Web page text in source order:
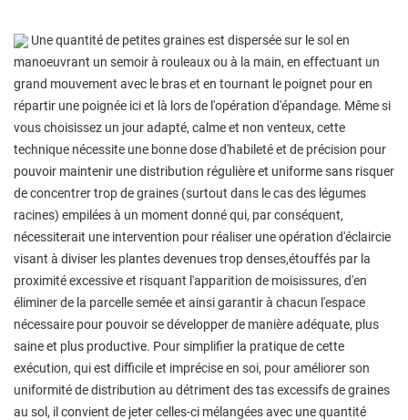
Une quantité de petites graines est dispersée sur le sol en
manoeuvrant un semoir à rouleaux ou à la main, en effectuant un
grand mouvement avec le bras et en tournant le poignet pour en
répartir une poignée ici et là lors de l'opération d'épandage. Même si
vous choisissez un jour adapté, calme et non venteux, cette
technique nécessite une bonne dose d'habileté et de précision pour
pouvoir maintenir une distribution régulière et uniforme sans risquer
de concentrer trop de graines (surtout dans le cas des légumes
racines) empilées à un moment donné qui, par conséquent,
nécessiterait une intervention pour réaliser une opération d'éclaircie
visant à diviser les plantes devenues trop denses,étouffés par la
proximité excessive et risquant l'apparition de moisissures, d'en
éliminer de la parcelle semée et ainsi garantir à chacun l'espace
nécessaire pour pouvoir se développer de manière adéquate, plus
saine et plus productive. Pour simplifier la pratique de cette
exécution, qui est difficile et imprécise en soi, pour améliorer son
uniformité de distribution au détriment des tas excessifs de graines
au sol, il convient de jeter celles-ci mélangées avec une quantité